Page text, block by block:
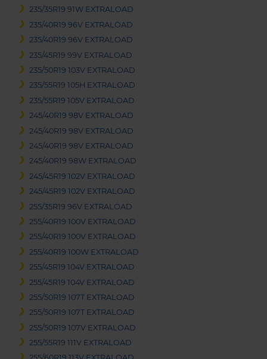
235/35R19 91W EXTRALOAD
235/40R19 96V EXTRALOAD
235/40R19 96V EXTRALOAD
235/45R19 99V EXTRALOAD
235/50R19 103V EXTRALOAD
235/55R19 105H EXTRALOAD
235/55R19 105V EXTRALOAD
245/40R19 98V EXTRALOAD
245/40R19 98V EXTRALOAD
245/40R19 98V EXTRALOAD
245/40R19 98W EXTRALOAD
245/45R19 102V EXTRALOAD
245/45R19 102V EXTRALOAD
255/35R19 96V EXTRALOAD
255/40R19 100V EXTRALOAD
255/40R19 100V EXTRALOAD
255/40R19 100W EXTRALOAD
255/45R19 104V EXTRALOAD
255/45R19 104V EXTRALOAD
255/50R19 107T EXTRALOAD
255/50R19 107T EXTRALOAD
255/50R19 107V EXTRALOAD
255/55R19 111V EXTRALOAD